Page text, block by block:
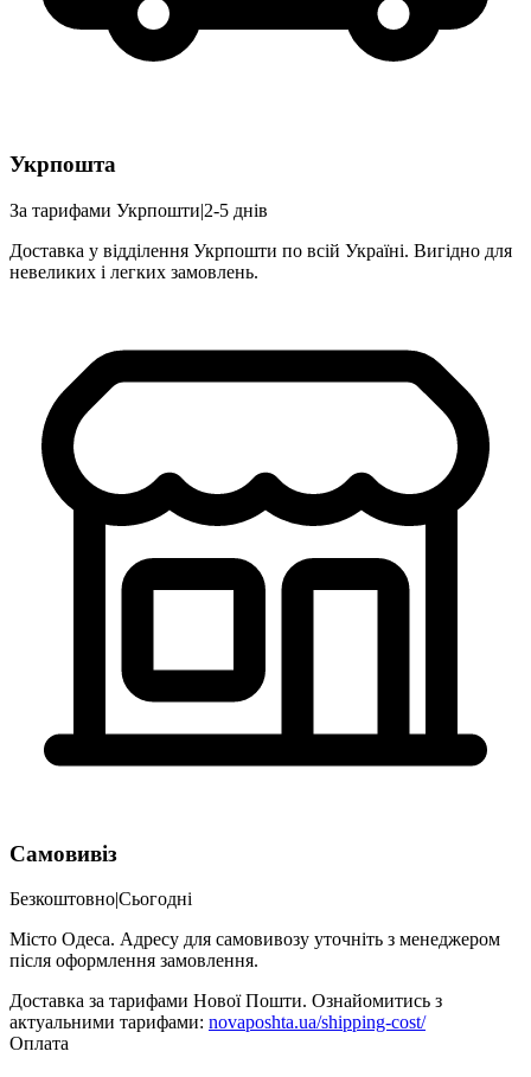
Укрпошта
За тарифами Укрпошти|2-5 днів
Доставка у відділення Укрпошти по всій Україні. Вигідно для
невеликих і легких замовлень.
Самовивіз
Безкоштовно|Сьогодні
Місто Одеса. Адресу для самовивозу уточніть з менеджером
після оформлення замовлення.
Доставка за тарифами Нової Пошти. Ознайомитись з
актуальними тарифами: novaposhta.ua/shipping-cost/
Оплата